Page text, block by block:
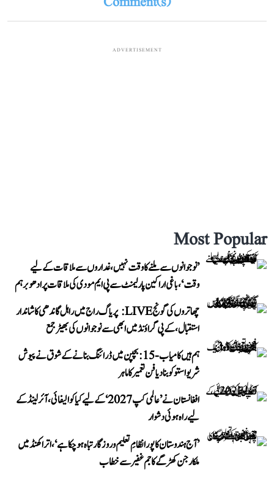
ADVERTISEMENT
Most Popular
’نوجوانوں سے ملنے کا وقت نہیں، غداروں سے ملاقات کے لیے
وقت‘، باغی اراکین پارلیمنٹ سے پی ایم مودی کی ملاقات پر ادھو برہم
چھاتروں کی گونج LIVE: پریاگ راج میں راہل گاندھی کا شاندار
استقبال، کے پی گراؤنڈ میں ابھی سے نوجوانوں کی بھیڑ جمع
ہم ہیں کامیاب-15: بچپن میں ڈرائنگ بنانے کے شوق نے پیوش
شریواستو کو بنا دیا فن تعمیر کا ماہر
افغانستان نے ’عالمی کپ 2027‘ کے لیے کیا کوالیفائی، آئرلینڈ کے
لیے راہ ہوئی دشوار
’آج ہندوستان کا پورا نظامِ تعلیم و روزگار تباہ ہو چکا ہے‘، اتراکھنڈ میں
ملکارجن کھڑگے کا جم غفیر سے خطاب